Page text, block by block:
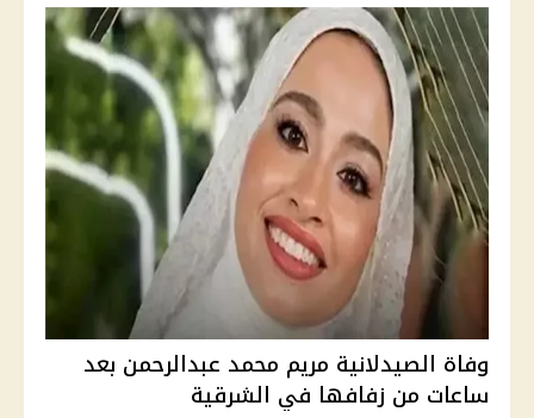
وفاة الصيدلانية مريم محمد عبدالرحمن بعد
ساعات من زفافها في الشرقية